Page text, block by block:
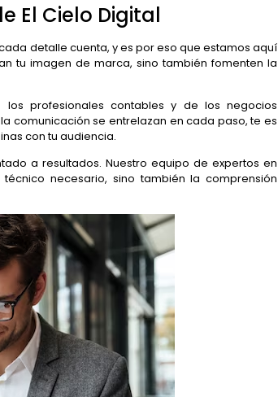
El Cielo Digital
detalle cuenta, y es por eso que estamos aquí
tu imagen de marca, sino también fomenten la
los profesionales contables y de los negocios
comunicación se entrelazan en cada paso, te es
con tu audiencia.
a resultados. Nuestro equipo de expertos en
necesario, sino también la comprensión